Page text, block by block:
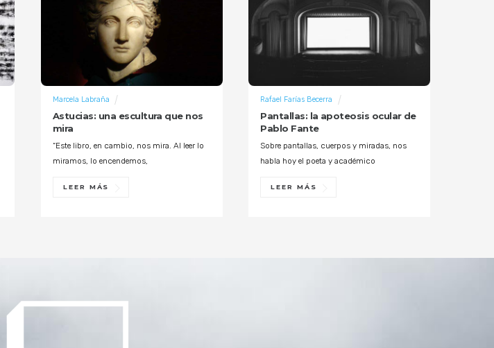
Astucias: una escultura que nos
mira
Marcela Labraña
“Este libro, en cambio, nos mira. Al leer lo
miramos, lo encendemos,
LEER MÁS
Pantallas: la apoteosis ocular de
Pablo Fante
Rafael Farías Becerra
Sobre pantallas, cuerpos y miradas, nos
habla hoy el poeta y académico
LEER MÁS